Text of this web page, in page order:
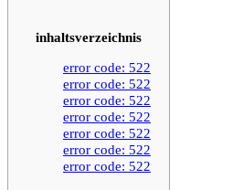
inhaltsverzeichnis
error code: 522
error code: 522
error code: 522
error code: 522
error code: 522
error code: 522
error code: 522